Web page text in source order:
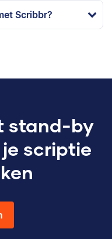
Scribbr?
stand-by
scriptie